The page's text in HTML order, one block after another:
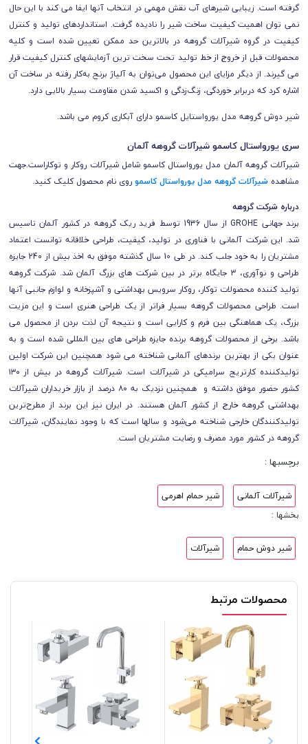
گرفته است. زیبایی شیرهای آب نقش مهمی در انتخاب آنها ایفا می کند با این حال
نمی توان اهمیت کیفیت ساخت شیر را نادیده گرفت. استانداردهای تولید و کنترل
کیفیت در گروه شیرآلات گروهه در بالاترین حد ممکن تعیین شده است و کلیه
محصولات قبل از خروج از خط تولید تحت سخت ترین آزمایشهای کنترل کیفیت قرار
می گیرند. از دیگر مزایای این محصول می‌توان به آلیاژ برنج به‌کار رفته در ساخت آن
اشاره کرد که دربرابر خوردگی، زنگ‌زدگی و اکسید شدن مقاومت بسیار بالایی دارد.
شیر دوش گروهه مدل یورواستایل کاسمو دارای آبکاری کروم می باشد.
سری یورواستال کاسمو شیرآلات گروهه آلمان
شیرآلات گروهه آلمان مدل یورواستال کاسمو شامل شیرآلات روکار و توکاراست.جهت
مشاهده شیرآلاتگروهه مدل یورواستال کاسموروی نام محصول کلیک کنید.
درباره شرکت گروهه
برند جهانی GROHE از سال 1936 توسط فرید ریک گروهه در کشور آلمان تاسیس
شد. این شرکت آلمانی با فناوری در تولید، کیفیت، طراحی خلاقانه توانست اعتماد
مشتریان را به خود جلب کند. در طی 10 سال گذشته موفق به اخذ بیش از 240 جایزه
طراحی و نوآوری، 3 جایگاه برتر در بین شرکت های بزرگ آلمان شد. شرکت گروهه
تولید کننده محصولات توکار، روکار سرویس بهداشتی و آشپزخانه و لوازم جانبی آنها
است. طراحی محصولات گروهه بسیار فراتر از یک طراحی هنری است و این مزیت
بزرگ، یک هماهنگی بین فرم و کارایی است و نتیجه آن لذت بردن از محصول می
باشد. برخی از محصولات گروهه برنده جایزه طراحی های بین المللی شده است و به
عنوان یکی از بهترین برندهای آلمانی شناخته می شود همچنین این شرکت اولین
تولیدکننده کارتریج سرامیکی در شیرآلات است. شیرآلات گروهه در بیش از ۱۳۰
کشور حضور موفق داشته و همچنین نزدیک به ۸۰ درصد از بازار خریداران شیرآلات
بهداشتی گروهه خارج از کشور آلمان هستند. در ایران نیز این برند از مطرح‌ترین
تولیدکنندگان خارجی شناخته می‌شود و سالها است که با وجود نمایندگان، شیرآلات
گروهه در کشور مورد مصرف و رضایت مشتریان است.
برچسبها :
شیرآلات آلمانی
شیر حمام اهرمی
بخشها :
شیر دوش حمام شیرآلات
محصولات مرتبط